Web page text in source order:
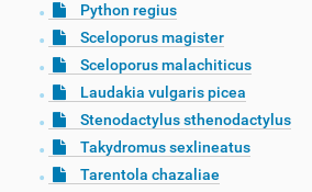
Python regius
Sceloporus magister
Sceloporus malachiticus
Laudakia vulgaris picea
Stenodactylus sthenodactylus
Takydromus sexlineatus
Tarentola chazaliae